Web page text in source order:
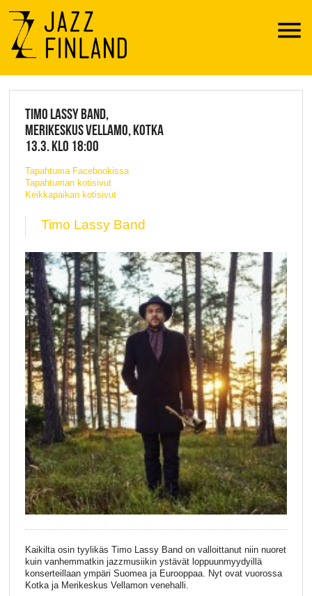
Menu
JAZZ FINLAND LIVE
TIMO LASSY BAND,
MERIKESKUS VELLAMO, KOTKA
13.3. KLO 18:00
Tapahtuma Facebookissa
Tapahtuman kotisivut
Keikkapaikan kotisivut
Timo Lassy Band
Kaikilta osin tyylikäs Timo Lassy Band on valloittanut niin nuoret
kuin vanhemmatkin jazzmusiikin ystävät loppuunmyydyillä
konserteillaan ympäri Suomea ja Eurooppaa. Nyt ovat vuorossa
Kotka ja Merikeskus Vellamon venehalli.